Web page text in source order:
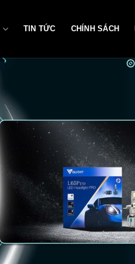
TIN TỨC CHÍNH SÁCH